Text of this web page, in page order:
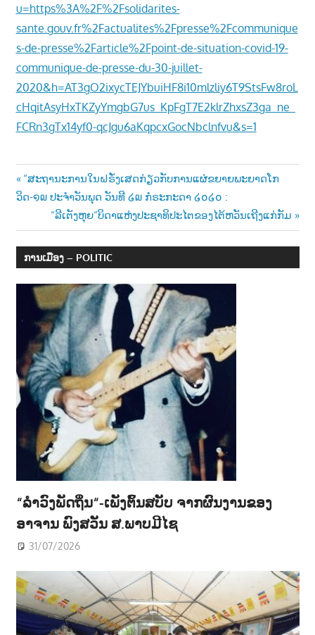
u=https%3A%2F%2Fsolidarites-
sante.gouv.fr%2Factualites%2Fpresse%2Fcommunique
s-de-presse%2Farticle%2Fpoint-de-situation-covid-19-
communique-de-presse-du-30-juillet-
2020&h=AT3gO2ixycTEJYbuiHF8i10mlzliy6T9StsFw8roL
cHqitAsyHxTKZyYmgbG7us_KpFgT7E2klrZhxsZ3ga_ne_
FCRn3gTx14yf0-qcJgu6aKqpcxGocNbclnfvu&s=1
Post
navigation
Previous
Post:
“ສະຖານະການໃນຝຣັ່ງເສດກ່ຽວກັບການແຜ່ຂຍາຍພະຍາດໂກ
ວິດ-໑໙ ປະຈຳວັນພຸດ ວັນທີ ໒໙ ກໍຣະກະດາ ໒໐໒໐ :
Next
Post:
“ລີເຕັງຫຸຍ“ບິດາແຫ່ງປະຊາທິປະໄຕຂອງໄຕ້ຫວັນເຖີງແກ່ກັມ
ການເມືອງ – POLITIC
“ລຳວົງພັດຖິ່ນ“-ເພັງຕົ້ນສບັບ ຈາກຜົນງານຂອງ
ອາຈານ ພົງສວັນ ສ.ພາບມີໄຊ
31/07/2026